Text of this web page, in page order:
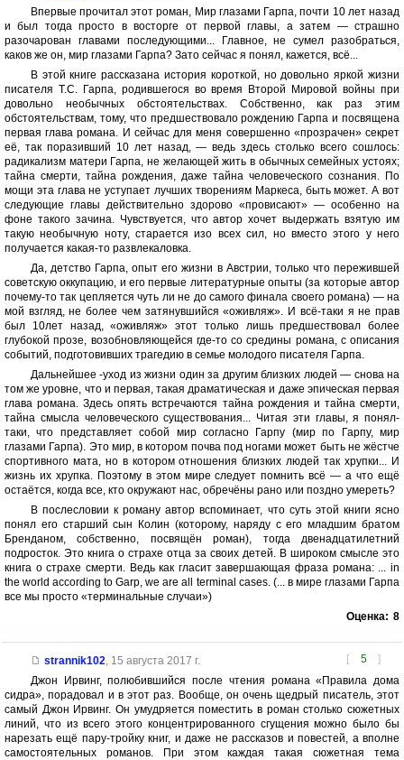
Впервые прочитал этот роман, Мир глазами Гарпа, почти 10 лет назад
и был тогда просто в восторге от первой главы, а затем — страшно
разочарован главами последующими... Главное, не сумел разобраться,
каков же он, мир глазами Гарпа? Зато сейчас я понял, кажется, всё...
В этой книге рассказана история короткой, но довольно яркой жизни
писателя Т.С. Гарпа, родившегося во время Второй Мировой войны при
довольно необычных обстоятельствах. Собственно, как раз этим
обстоятельствам, тому, что предшествовало рождению Гарпа и посвящена
первая глава романа. И сейчас для меня совершенно «прозрачен» секрет
её, так поразивший 10 лет назад, — ведь здесь столько всего сошлось:
радикализм матери Гарпа, не желающей жить в обычных семейных устоях;
тайна смерти, тайна рождения, даже тайна человеческого сознания. По
мощи эта глава не уступает лучших творениям Маркеса, быть может. А вот
следующие главы действительно здорово «провисают» — особенно на
фоне такого зачина. Чувствуется, что автор хочет выдержать взятую им
такую необычную ноту, старается изо всех сил, но вместо этого у него
получается какая-то развлекаловка.
Да, детство Гарпа, опыт его жизни в Австрии, только что пережившей
советскую оккупацию, и его первые литературные опыты (за которые автор
почему-то так цепляется чуть ли не до самого финала своего романа) — на
мой взгляд, не более чем затянувшийся «оживляж». И всё-таки я не прав
был 10лет назад, «оживляж» этот только лишь предшествовал более
глубокой прозе, возобновляющейся где-то со средины романа, с описания
событий, подготовивших трагедию в семье молодого писателя Гарпа.
Дальнейшее -уход из жизни один за другим близких людей — снова на
том же уровне, что и первая, такая драматическая и даже эпическая первая
глава романа. Здесь опять встречаются тайна рождения и тайна смерти,
тайна смысла человеческого существования... Читая эти главы, я понял-
таки, что представляет собой мир согласно Гарпу (мир по Гарпу, мир
глазами Гарпа). Это мир, в котором почва под ногами может быть не жёстче
спортивного мата, но в котором отношения близких людей так хрупки... И
жизнь их хрупка. Поэтому в этом мире следует помнить всё — а что ещё
остаётся, когда все, кто окружают нас, обречёны рано или поздно умереть?
В послесловии к роману автор вспоминает, что суть этой книги ясно
понял его старший сын Колин (которому, наряду с его младшим братом
Бренданом, собственно, посвящён роман), тогда двенадцатилетний
подросток. Это книга о страхе отца за своих детей. В широком смысле это
книга о страхе смерти. Ведь как гласит завершающая фраза романа: ... in
the world according to Garp, we are all terminal cases. (... в мире глазами Гарпа
все мы просто «терминальные случаи»)
Оценка: 8
[ 5 ]
strannik102 15 августа 2017 г.
Джон Ирвинг, полюбившийся после чтения романа «Правила дома
сидра», порадовал и в этот раз. Вообще, он очень щедрый писатель, этот
самый Джон Ирвинг. Он умудряется поместить в роман столько сюжетных
линий, что из всего этого концентрированного сгущения можно было бы
нарезать ещё пару-тройку книг, и даже не рассказов и повестей, а вполне
самостоятельных романов. При этом каждая такая сюжетная тема